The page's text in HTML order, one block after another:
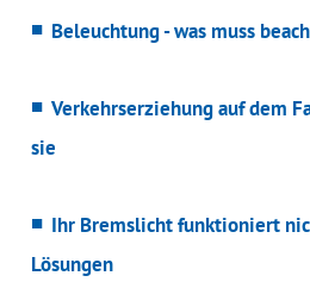
Beleuchtung - was muss
Verkehrserziehung auf dem
sie
Ihr Bremslicht funktioniert
Lösungen